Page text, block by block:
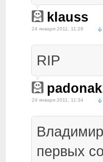
klauss
24 января 2011, 11:28
RIP
24 января 2011, 11:34
первых